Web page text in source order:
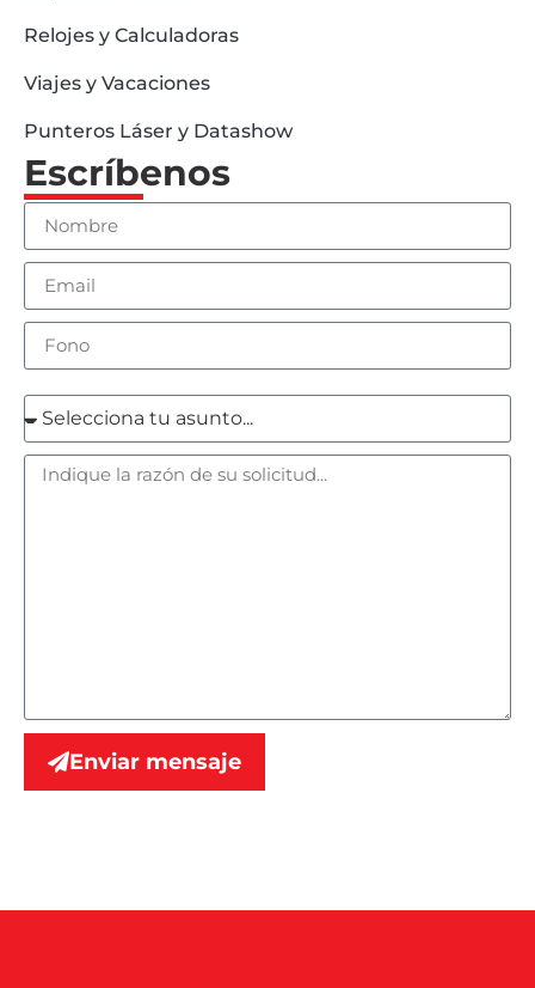
Relojes y Calculadoras
Viajes y Vacaciones
Punteros Láser y Datashow
Escríbenos
Enviar mensaje